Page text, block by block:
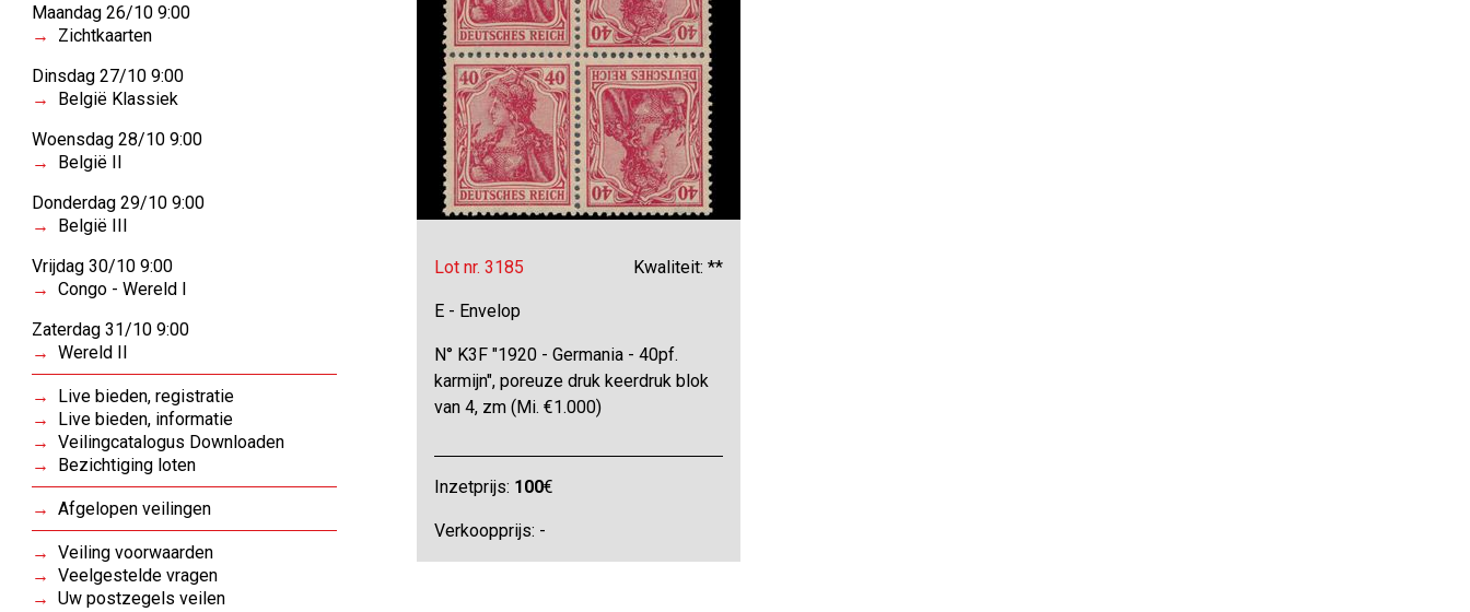
Maandag 26/10 9:00
Zichtkaarten
Dinsdag 27/10 9:00
België Klassiek
Woensdag 28/10 9:00
België II
Donderdag 29/10 9:00
België III
Vrijdag 30/10 9:00
Congo - Wereld I
Zaterdag 31/10 9:00
Wereld II
Live bieden, registratie
Live bieden, informatie
Veilingcatalogus Downloaden
Bezichtiging loten
Afgelopen veilingen
Veiling voorwaarden
Veelgestelde vragen
Uw postzegels veilen
Lot nr. 3185 Kwaliteit: **
E - Envelop
N° K3F "1920 - Germania - 40pf.
karmijn", poreuze druk keerdruk blok
van 4, zm (Mi. €1.000)
Inzetprijs: 100€
Verkoopprijs: -